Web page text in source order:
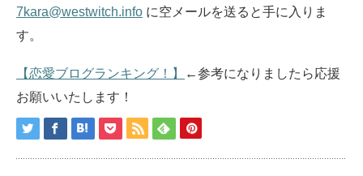
7kara@westwitch.info に空メールを送ると手に入りま
す。
【恋愛ブログランキング！】
←参考になりましたら応援
お願いいたします！